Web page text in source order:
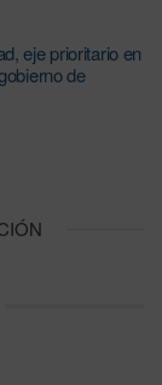
eje prioritario en
de